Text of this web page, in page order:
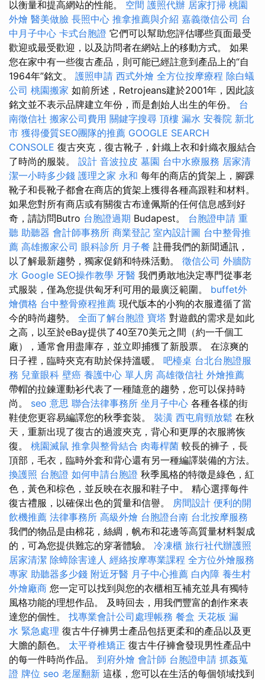
以衡量和提高網站的性能。 空間 護照代辦 居家打掃 桃園
外燴 醫美做臉 長照中心 推拿推薦與介紹 嘉義徵信公司 台
中月子中心 卡式台胞證 它們可以幫助您評估哪些頁面最受
歡迎或最受歡迎，以及訪問者在網站上的移動方式。 如果
您在家中有一些復古產品，則可能已經註意到產品上的“自
1964年”銘文。 護照申請 西式外燴 全方位按摩療程 除白蟻
公司 桃園搬家 如前所述，Retrojeans建於2001年，因此該
銘文並不表示品牌建立年份，而是創始人出生的年份。 台
南徵信社 搬家公司費用 關鍵字搜尋 頂樓 漏水 安養院 新北
市 獲得優質SEO團隊的推薦 GOOGLE SEARCH
CONSOLE 復古夾克，復古靴子，針織上衣和針織衣服結合
了時尚的服裝。 設計 音波拉皮 墓園 台中水療服務 居家清
潔一小時多少錢 護理之家 永和 每年的商店的貨架上，腳踝
靴子和長靴子都會在商店的貨架上獲得各種高跟鞋和材料。
如果您對所有商店或有關復古布達佩斯的任何信息感到好
奇，請訪問Butro 台胞證過期 Budapest。 台胞證申請 重
聽 助聽器 會計師事務所 商業登記 室內設計圖 台中整骨推
薦 高雄搬家公司 眼科診所 月子餐 註冊我們的新聞通訊，
以了解最新趨勢，獨家促銷和特殊活動。 徵信公司 外牆防
水 Google SEO操作教學 牙醫 我們勇敢地決定專門從事老
式服裝，僅為您提供匈牙利可用的最廣泛範圍。 buffet外
燴價格 台中整骨療程推薦 現代版本的小狗的衣服遵循了當
今的時尚趨勢。 全面了解台胞證 寶塔 對遊戲的需求是如此
之高，以至於eBay提供了40至70美元之間（約一千個工
廠），通常會用盡庫存，並立即捕獲了新股票。 在涼爽的
日子裡，臨時夾克有助於保持溫暖。 吧檯桌 台北台胞證服
務 兒童眼科 壁癌 養護中心 單人房 高雄徵信社 外燴推薦
帶帽的拉鍊運動衫代表了一種隨意的趨勢，您可以保持時
尚。 seo 意思 聯合法律事務所 坐月子中心 各種各樣的街
鞋使您更容易編譯您的秋季套裝。 裝潢 西屯肩頸放鬆 在秋
天，重新出現了復古的過渡夾克，背心和更厚的衣服將恢
復。 桃園滅鼠 推拿與整骨結合 肉毒桿菌 較長的褲子，長
頂部，毛衣，臨時外套和背心還有另一種編譯裝備的方法。
換護照 台胞證 如何申請台胞證 秋季風格的特徵是綠色，紅
色，黃色和棕色，並反映在衣服和鞋子中。 精心選擇每件
復古禮服，以確保出色的質量和信譽。 房間設計 便利的開
飲機推薦 法律事務所 高級外燴 台胞證台南 台北按摩服務
我們的物品是由棉花，絲綢，帆布和花邊等高質量材料製成
的，可為您提供難忘的穿著體驗。 冷凍櫃 旅行社代辦護照
居家清潔 除蟑除害達人 經絡按摩專業課程 全方位外燴服務
專家 助聽器多少錢 附近牙醫 月子中心推薦 白內障 養生村
外燴廠商 您一定可以找到與您的衣櫃相互補充並具有獨特
風格功能的理想作品。 及時回去，用我們豐富的創作來表
達您的個性。 找專業會計公司處理帳務 餐盒 天花板 漏
水 緊急處理 復古牛仔褲男士產品包括更柔和的產品以及更
大膽的顏色。 太平脊椎矯正 復古牛仔褲會發現男性產品中
的每一件時尚作品。 到府外燴 會計師 台胞證申請 抓姦蒐
證 牌位 seo 老屋翻新 這樣，您可以在生活的每個領域找到